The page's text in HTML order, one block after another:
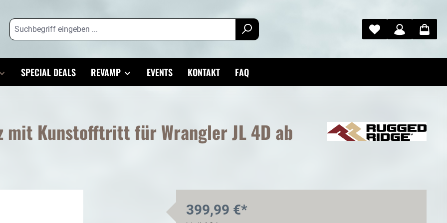
SPECIAL DEALS REVAMP EVENTS KONTAKT FAQ
Kunstofftritt für Wrangler JL 4D ab
399,99 €*